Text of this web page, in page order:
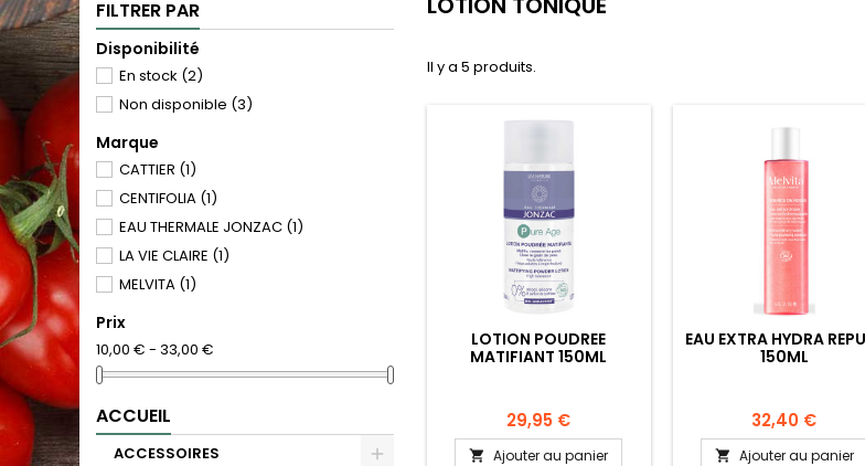
FILTRER PAR
Disponibilité
En stock (2)
Non disponible (3)
Marque
CATTIER (1)
CENTIFOLIA (1)
EAU THERMALE JONZAC (1)
LA VIE CLAIRE (1)
MELVITA (1)
Prix
10,00 € - 33,00 €
ACCUEIL
ACCESSOIRES
Il y a 5 produits.
LOTION POUDREE
MATIFIANT 150ML
29,95 €
 Ajouter au panier
EAU EXTRA HYDRA
150ML
32,40 €
 Ajouter au panier